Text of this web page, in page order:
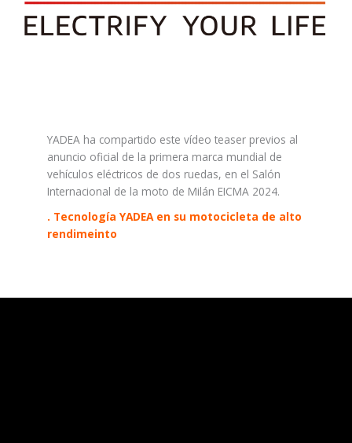
YADEA ha compartido este vídeo teaser previos al
anuncio oficial de la primera marca mundial de
vehículos eléctricos de dos ruedas, en el Salón
Internacional de la moto de Milán EICMA 2024.
. Tecnología YADEA en su motocicleta de alto
rendimeinto